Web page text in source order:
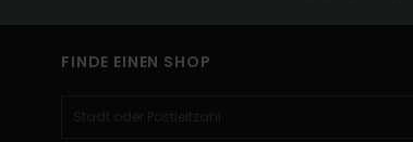
FINDE EINEN SHOP